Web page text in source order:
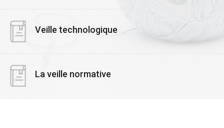
Veille technologique
La veille normative